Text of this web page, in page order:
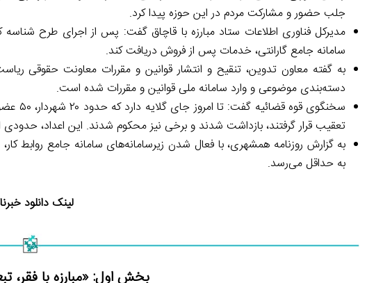
جلب حضور و مشارکت مردم در این حوزه پیدا کرد.
مدیرکل فناوری اطلاعات ستاد مبارزه با قاچاق گفت: پس از اجرای طرح شناسه
سامانه جامع گارانتی، خدمات پس از فروش دریافت کند.
دسته‌بندی موضوعی و وارد سامانه ملی قوانین و مقررات شده است.
تعقیب قرار گرفتند، بازداشت شدند و برخی نیز محکوم شدند. این اعداد،
به گزارش روزنامه همشهری، با فعال شدن زیرسامانه‌های سامانه جامع روابط
به حداقل می‌رسد.
لینکدانلود
بخش اول: «مبارزه با فقر،